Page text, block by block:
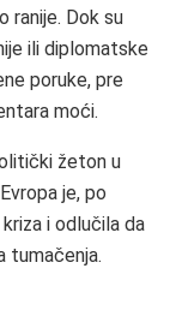
ranije. Dok su
ili diplomatske
poruke, pre
moći.
žeton u
je, po
i odlučila da
tumačenja.